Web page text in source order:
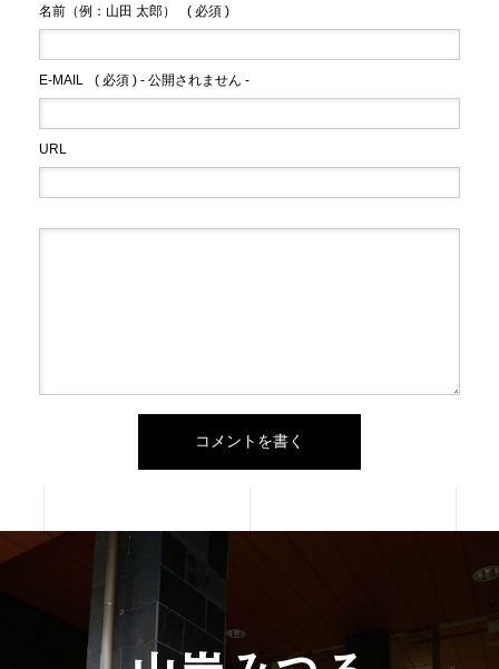
名前（例：山田 太郎） ( 必須 )
E-MAIL ( 必須 ) - 公開されません -
URL